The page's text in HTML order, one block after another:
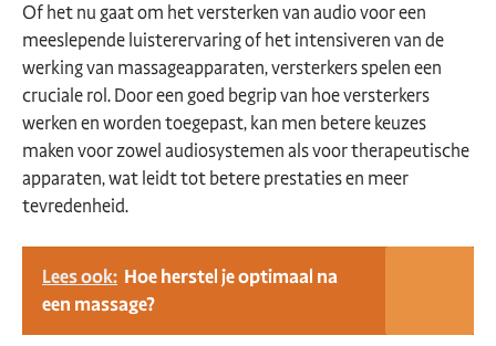
Of het nu gaat om het versterken van audio voor een
meeslepende luisterervaring of het intensiveren van de
werking van massageapparaten, versterkers spelen een
cruciale rol. Door een goed begrip van hoe versterkers
werken en worden toegepast, kan men betere keuzes
maken voor zowel audiosystemen als voor therapeutische
apparaten, wat leidt tot betere prestaties en meer
tevredenheid.
Lees ook: Hoe herstel je optimaal na
een massage?